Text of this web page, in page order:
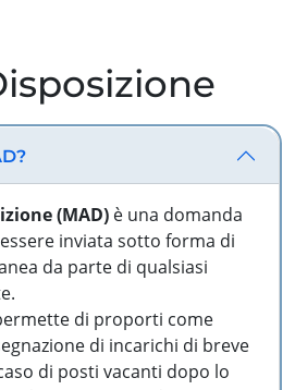
(MAD) è una domanda
inviata sotto forma di
da parte di qualsiasi
di proporti come
di incarichi di breve
di posti vacanti dopo lo